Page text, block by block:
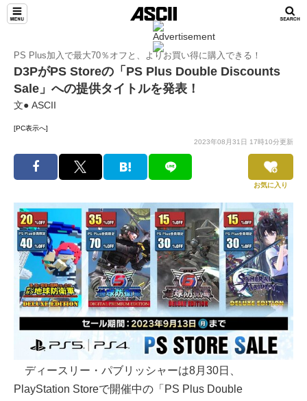
PS Plus加入で最大70％オフと、よりお買い得に購入できる！
D3PがPS Storeの「PS Plus Double Discounts
Sale」への提供タイトルを発表！
文● ASCII
[PC表示へ]
2023年08月31日 17時10分更新
お気に入り
ディースリー・パブリッシャーは8月30日、
PlayStation Storeで開催中の「PS Plus Double